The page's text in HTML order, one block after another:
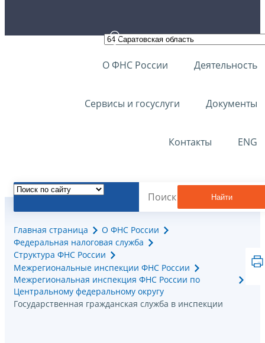
О ФНС России Деятельность
Сервисы и госуслуги Документы
Контакты ENG
Найти
Главная страница
О ФНС России
Федеральная налоговая служба
Структура ФНС России
Межрегиональные инспекции ФНС России
Межрегиональная инспекция ФНС России по
Центральному федеральному округу
Государственная гражданская служба в инспекции